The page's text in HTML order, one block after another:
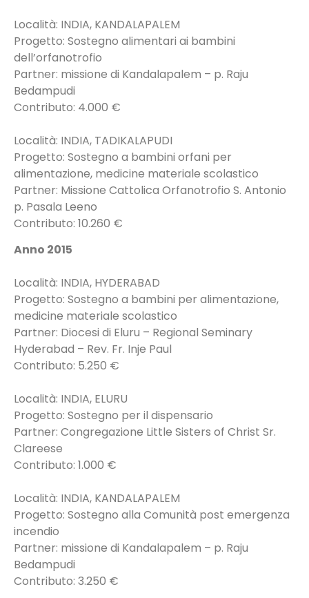
Località: INDIA, KANDALAPALEM
Progetto: Sostegno alimentari ai bambini
dell’orfanotrofio
Partner: missione di Kandalapalem – p. Raju
Bedampudi
Contributo: 4.000 €
Località: INDIA, TADIKALAPUDI
Progetto: Sostegno a bambini orfani per
alimentazione, medicine materiale scolastico
Partner: Missione Cattolica Orfanotrofio S. Antonio
p. Pasala Leeno
Contributo: 10.260 €
Anno 2015
Località: INDIA, HYDERABAD
Progetto: Sostegno a bambini per alimentazione,
medicine materiale scolastico
Partner: Diocesi di Eluru – Regional Seminary
Hyderabad – Rev. Fr. Inje Paul
Contributo: 5.250 €
Località: INDIA, ELURU
Progetto: Sostegno per il dispensario
Partner: Congregazione Little Sisters of Christ Sr.
Clareese
Contributo: 1.000 €
Località: INDIA, KANDALAPALEM
Progetto: Sostegno alla Comunità post emergenza
incendio
Partner: missione di Kandalapalem – p. Raju
Bedampudi
Contributo: 3.250 €